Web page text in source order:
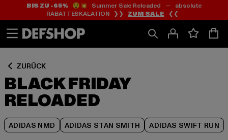
Zum
Inhalt
springen
Zum
Fußzeile
springen
BIS ZU -65%😲💥 Summer Sale Reloaded — absolute
RABATTESKALATION ❯❯ ZUM SALE ❮❮
ZURÜCK
BLACK FRIDAY
RELOADED
ADIDAS NMD ADIDAS STAN SMITH ADIDAS SWIFT RUN
Zum
Produktraster
springen